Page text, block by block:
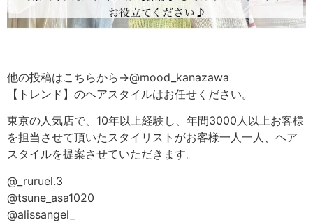
他の投稿はこちらから→@mood_kanazawa
【トレンド】のヘアスタイルはお任せください。
東京の人気店で、10年以上経験し、年間3000人以上お客様
を担当させて頂いたスタイリストがお客様一人一人、ヘア
スタイルを提案させていただきます。
@_ruruel.3
@tsune_asa1020
@alissangel_